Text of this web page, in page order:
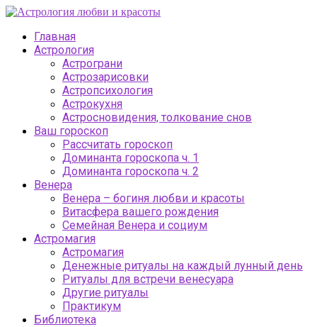
Главная
Астрология
Астрограни
Астрозарисовки
Астропсихология
Астрокухня
Астросновидения, толкование снов
Ваш гороскоп
Рассчитать гороскоп
Доминанта гороскопа ч. 1
Доминанта гороскопа ч. 2
Венера
Венера – богиня любви и красоты
Витасфера вашего рождения
Семейная Венера и социум
Астромагия
Астромагия
Денежные ритуалы на каждый лунный день
Ритуалы для встречи венесуара
Другие ритуалы
Практикум
Библиотека